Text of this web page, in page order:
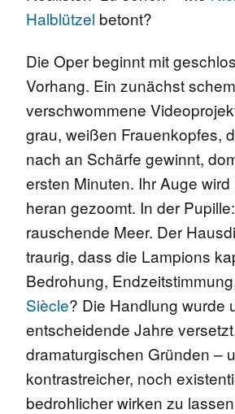
Halblützel betont?
Die Oper beginnt mit
Vorhang. Ein zunächst
verschwommene
grau, weißen Frauenkopfes,
nach an Schärfe gewinnt,
ersten Minuten. Ihr Auge
heran gezoomt. In der
rauschende Meer. Der
traurig, dass die Lampions
Bedrohung,
Siècle? Die Handlung wurde
entscheidende Jahre
dramaturgischen Gründen –
kontrastreicher, noch
bedrohlicher wirken zu